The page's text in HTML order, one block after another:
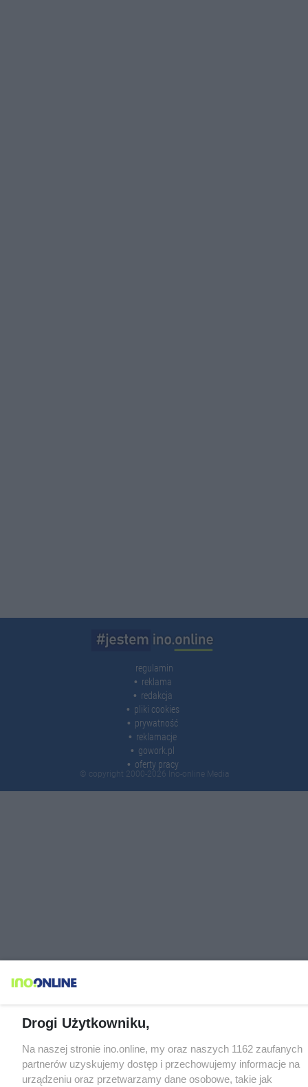
regulamin
reklama
redakcja
pliki cookies
prywatność
reklamacje
gowork.pl
oferty pracy
© copyright 2000-2026 Ino-online Media
Drogi Użytkowniku,
Na naszej stronie ino.online, my oraz naszych 1162 zaufanych
partnerów uzyskujemy dostęp i przechowujemy informacje na
urządzeniu oraz przetwarzamy dane osobowe, takie jak